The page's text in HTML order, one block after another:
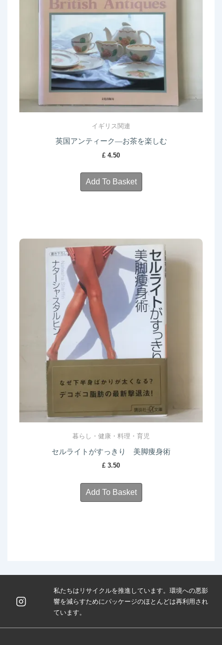
イギリス関連
英国アンティーク―お茶を楽しむ
£ 4.50
Add To Basket
暮らし・健康・料理・育児
セルライトがすっきり 美脚痩身術
£ 3.50
Add To Basket
私たちはリサイクルを推進しています。環境への悪影
響を減らすためにパッケージのほとんどは再利用され
ています。